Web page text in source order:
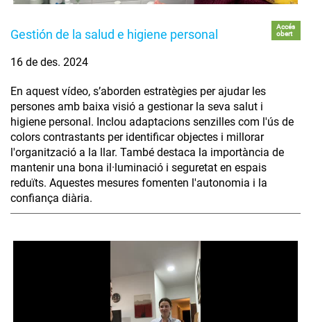
Gestión de la salud e higiene personal
Accés
obert
16 de des. 2024
En aquest vídeo, s’aborden estratègies per ajudar les
persones amb baixa visió a gestionar la seva salut i
higiene personal. Inclou adaptacions senzilles com l'ús de
colors contrastants per identificar objectes i millorar
l'organització a la llar. També destaca la importància de
mantenir una bona il·luminació i seguretat en espais
reduïts. Aquestes mesures fomenten l'autonomia i la
confiança diària.